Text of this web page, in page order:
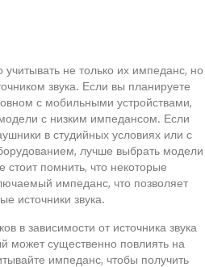
не только их импеданс, но
звука. Если вы планируете
с мобильными устройствами,
с низким импедансом. Если
в студийных условиях или с
лучше выбрать модели
помнить, что некоторые
импеданс, что позволяет
источники звука.
в зависимости от источника звука
может существенно повлиять на
импеданс, чтобы получить